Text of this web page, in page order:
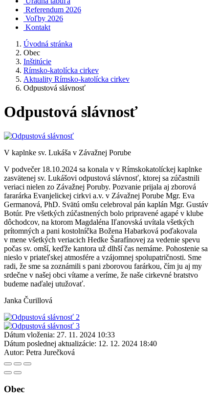
Referendum 2026
Voľby 2026
Kontakt
Úvodná stránka
Obec
Inštitúcie
Rímsko-katolícka cirkev
Aktuality Rímsko-katolícka cirkev
Odpustová slávnosť
Odpustová slávnosť
V kaplnke sv. Lukáša v Závažnej Porube
V podvečer 18.10.2024 sa konala v v Rímskokatolíckej kaplnke
zasvätenej sv. Lukášovi odpustová slávnosť, ktorej sa zúčastnili
veriaci nielen zo Závažnej Poruby. Pozvanie prijala aj zborová
fararárka Evanjelickej cirkvi a.v. v Závažnej Porube Mgr. Eva
Germanová, PhD. Svätú omšu celebroval pán kaplán Mgr. Gustáv
Botúr. Pre všetkých zúčastnených bolo pripravené agapé v klube
dôchodcov, na ktorom Magdaléna Iľanovská uvítala všetkých
prítomných a pani kostolníčka Božena Habarková poďakovala
v mene všetkých veriacich Hedke Šarafínovej za vedenie spevu
počas sv. omší, keďže kantora už dlhší čas nemáme. Pohostenie sa
nieslo v priateľskej atmosfére a vzájomnej spolupatričnosti. Sme
radi, že sme sa zoznámili s pani zborovou farárkou, čím ju aj my
srdečne v našej obci vítame a veríme, že naše cirkevné bratstvo
budeme naďalej utužovať.
Janka Čurillová
Dátum vloženia: 27. 11. 2024 10:33
Dátum poslednej aktualizácie: 12. 12. 2024 18:40
Autor: Petra Jurečková
Obec